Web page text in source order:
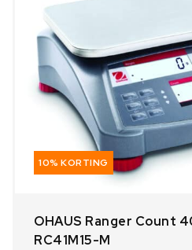
10% KORTING
OHAUS Ranger Count
RC41M15-M